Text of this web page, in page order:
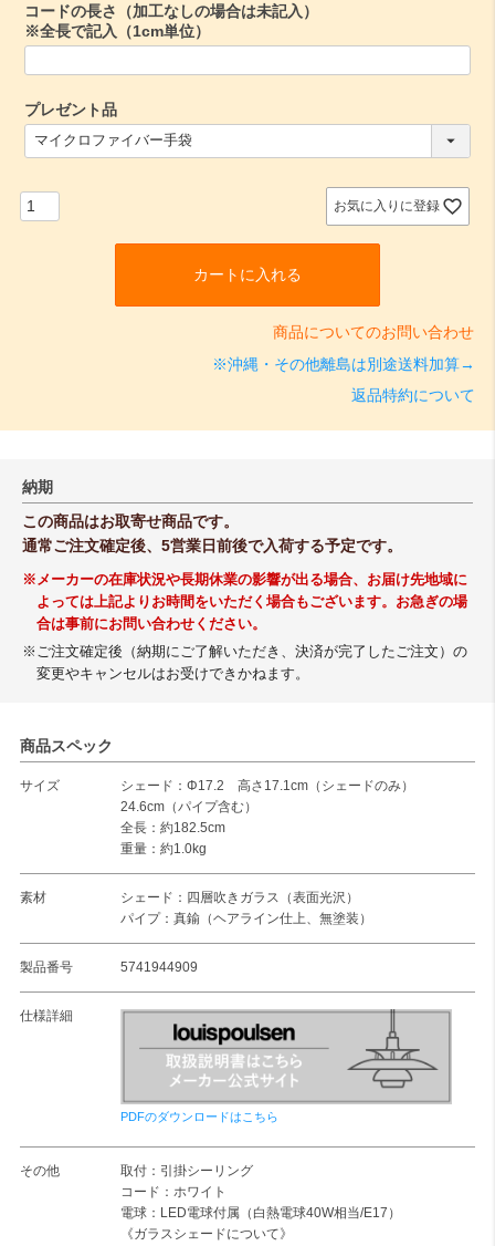
)
コードの長さ（加工なしの場合は未記入）
※全長で記入（1cm単位）
プレゼント品
必
お気に入りに登録
カートに入れる
商品についてのお問い合わせ
※沖縄・その他離島は別途送料加算→
返品特約について
納期
この商品はお取寄せ商品です。
通常ご注文確定後、5営業日前後で入荷する予定です。
※メーカーの在庫状況や長期休業の影響が出る場合、お届け先地域に
よっては上記よりお時間をいただく場合もございます。お急ぎの場
合は事前にお問い合わせください。
※ご注文確定後（納期にご了解いただき、決済が完了したご注文）の
変更やキャンセルはお受けできかねます。
商品スペック
サイズ
シェード：Φ17.2 高さ17.1cm（シェードのみ）
24.6cm（パイプ含む）
全長：約182.5cm
重量：約1.0kg
素材
シェード：四層吹きガラス（表面光沢）
パイプ：真鍮（ヘアライン仕上、無塗装）
製品番号 5741944909
仕様詳細
PDFのダウンロードはこちら
その他
取付：引掛シーリング
コード：ホワイト
電球：LED電球付属（白熱電球40W相当/E17）
《ガラスシェードについて》